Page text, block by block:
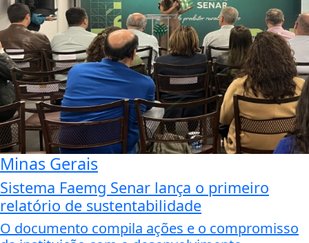
Minas Gerais
Sistema Faemg Senar lança o primeiro
relatório de sustentabilidade
O documento compila ações e o compromisso